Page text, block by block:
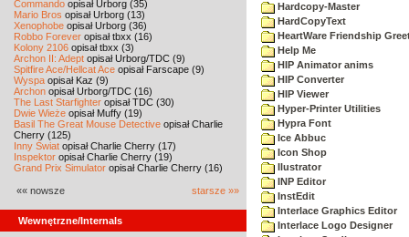
Commando opisał Urborg (35)
Mario Bros opisał Urborg (13)
Xenophobe opisał Urborg (36)
Robbo Forever opisał tbxx (16)
Kolony 2106 opisał tbxx (3)
Archon II: Adept opisał Urborg/TDC (9)
Spitfire Ace/Hellcat Ace opisał Farscape (9)
Wyspa opisał Kaz (9)
Archon opisał Urborg/TDC (16)
The Last Starfighter opisał TDC (30)
Dwie Wieże opisał Muffy (19)
Basil The Great Mouse Detective opisał Charlie
Cherry (125)
Inny Świat opisał Charlie Cherry (17)
Inspektor opisał Charlie Cherry (19)
Grand Prix Simulator opisał Charlie Cherry (16)
«« nowsze starsze »»
Wewnętrzne/Internals
Hardcopy-Master
HardCopyText
HeartWare Friendship
Help Me
HIP Animator anims
HIP Converter
HIP Viewer
Hyper-Printer Utilities
Hypra Font
Ice Abbuc
Icon Shop
Ilustrator
INP Editor
InstEdit
Interlace Graphics Editor
Interlace Logo Designer